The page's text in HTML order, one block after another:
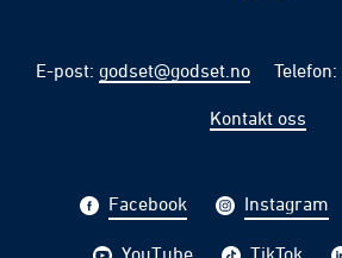
E-post: godset@godset.no Telefon:
Kontakt oss
Facebook Instagram
YouTube TikTok